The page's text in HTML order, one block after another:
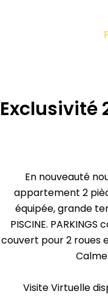
Exclusivité
En nouveauté
appartement 2
équipée, grande
PISCINE.
couvert pour 2 roues
Visite Virtuelle